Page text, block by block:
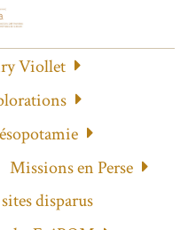
Viollet
Missions en Perse
disparus